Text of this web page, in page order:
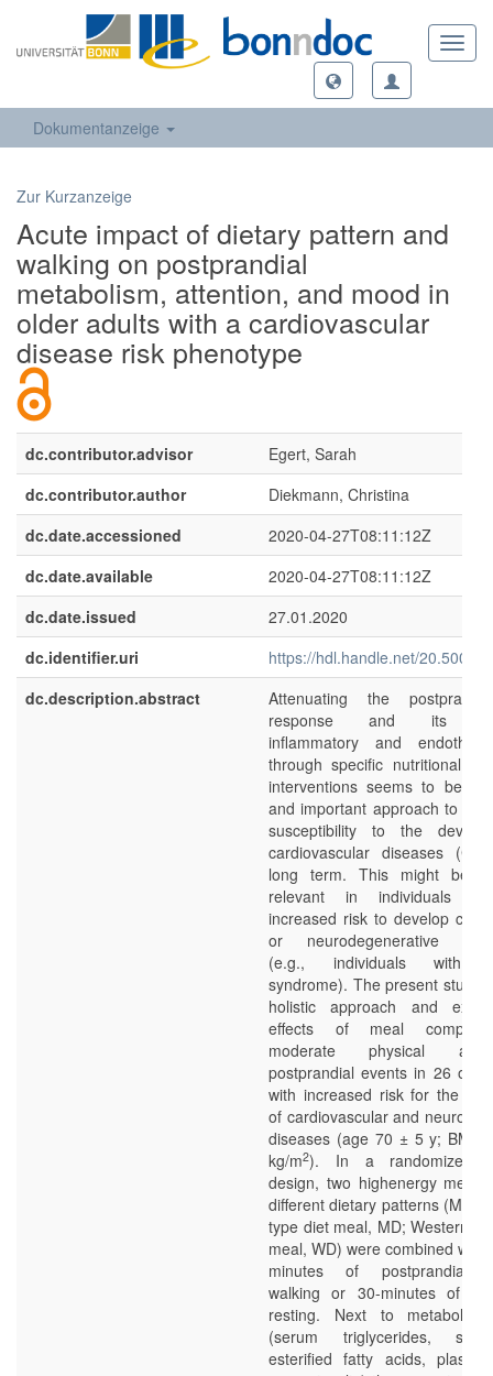
Dokumentanzeige
Zur Kurzanzeige
Acute impact of dietary pattern and
walking on postprandial
metabolism, attention, and mood in
older adults with a cardiovascular
disease risk phenotype
dc.contributor.advisor
Egert, Sarah
dc.contributor.author
Diekmann, Christina
dc.date.accessioned
2020-04-27T08:11:12Z
dc.date.available
2020-04-27T08:11:12Z
dc.date.issued
27.01.2020
dc.identifier.uri
https://hdl.handle.net/
dc.description.abstract
Attenuating the
response and its
inflammatory and
through specific nutritional
interventions seems to be a
and important approach to
susceptibility to the
cardiovascular diseases
long term. This might be
relevant in individuals
increased risk to develop
or neurodegenerative
(e.g., individuals with
syndrome). The present study
holistic approach and
effects of meal
moderate physical
postprandial events in 26
with increased risk for the
of cardiovascular and
diseases (age 70 ± 5 y; BMI
kg/m2). In a randomized
design, two highenergy meals
different dietary patterns
type diet meal, MD; Western
meal, WD) were combined with
minutes of postprandial
walking or 30-minutes of
resting. Next to metabolic
(serum triglycerides,
esterified fatty acids, plasma